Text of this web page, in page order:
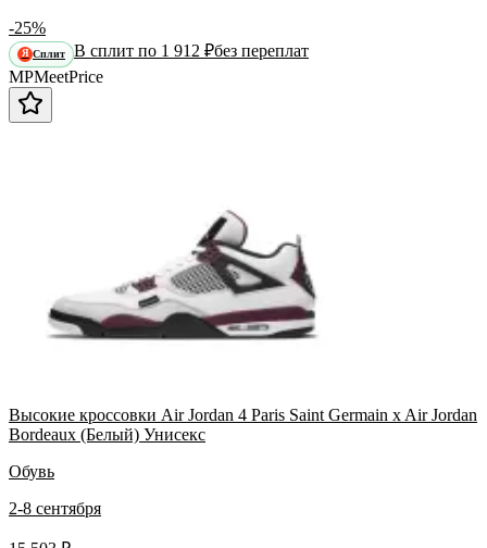
-25%
Я Сплит В сплит по 1 912 ₽без переплат
MPMeetPrice
Высокие кроссовки Air Jordan 4 Paris Saint Germain x Air Jordan
Bordeaux (Белый) Унисекс
Обувь
2-8 сентября